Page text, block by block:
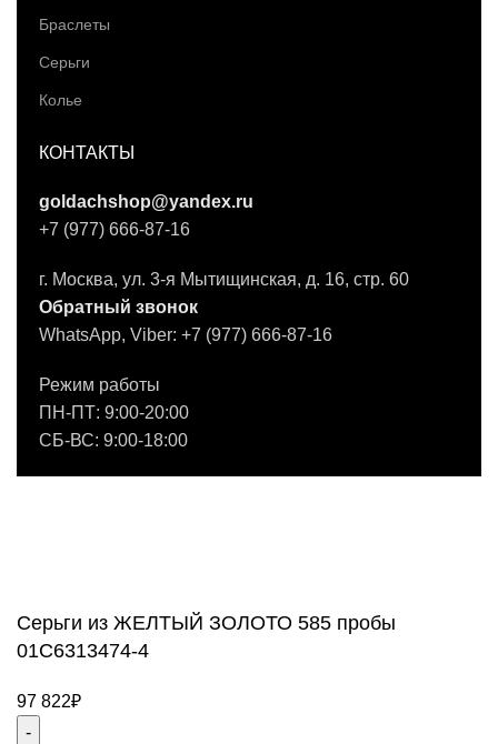
Браслеты
Серьги
Колье
КОНТАКТЫ
goldachshop@yandex.ru
+7 (977) 666-87-16
г. Москва, ул. 3-я Мытищинская, д. 16, стр. 60
Обратный звонок
WhatsApp, Viber: +7 (977) 666-87-16
Режим работы
ПН-ПТ: 9:00-20:00
СБ-ВС: 9:00-18:00
Серьги из ЖЕЛТЫЙ ЗОЛОТО 585 пробы
01С6313474-4
97 822₽